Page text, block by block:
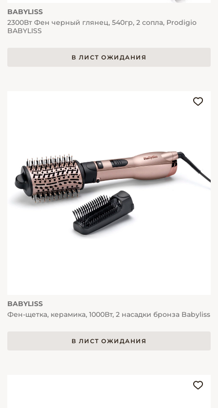
BABYLISS
2300Вт Фен черный глянец, 540гр, 2 сопла, Prodigio
BABYLISS
В ЛИСТ ОЖИДАНИЯ
BABYLISS
Фен-щетка, керамика, 1000Вт, 2 насадки бронза Babyliss
В ЛИСТ ОЖИДАНИЯ